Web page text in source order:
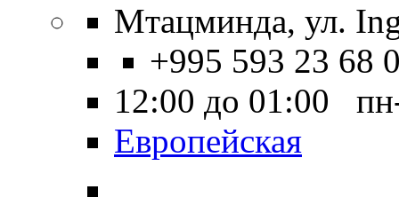
Мтацминда, ул.
+995 593 23 68
12:00 до 01:00
Европейская